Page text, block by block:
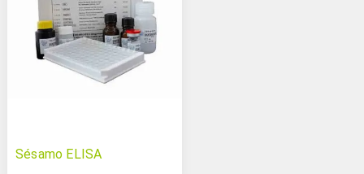
Sésamo ELISA